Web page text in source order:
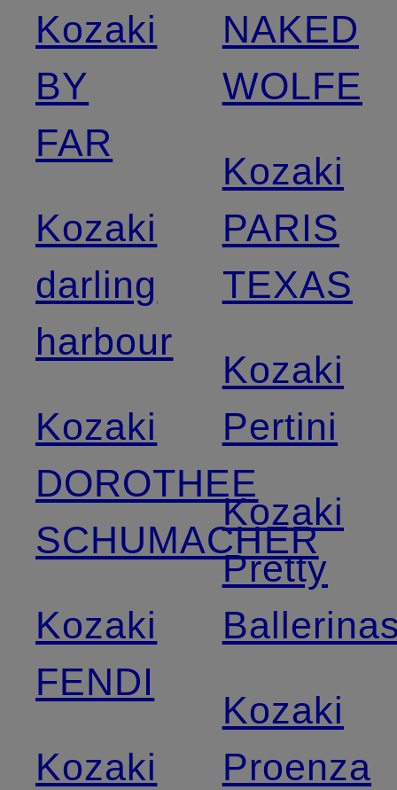
Kozaki
BY
FAR
Kozaki
darling
harbour
Kozaki
DOROTHEE
SCHUMACHER
Kozaki
FENDI
Kozaki
NAKED
WOLFE
Kozaki
PARIS
TEXAS
Kozaki
Pertini
Kozaki
Pretty
Kozaki
Proenza